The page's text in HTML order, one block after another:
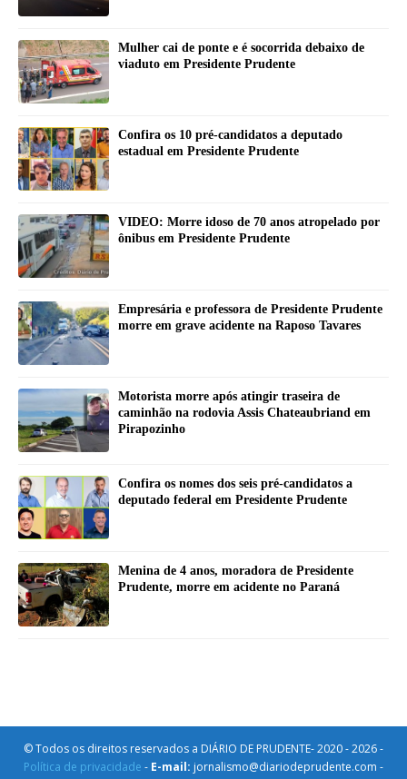
Mulher cai de ponte e é socorrida debaixo de
viaduto em Presidente Prudente
Confira os 10 pré-candidatos a deputado
estadual em Presidente Prudente
VIDEO: Morre idoso de 70 anos atropelado por
ônibus em Presidente Prudente
Empresária e professora de Presidente Prudente
morre em grave acidente na Raposo Tavares
Motorista morre após atingir traseira de
caminhão na rodovia Assis Chateaubriand em
Pirapozinho
Confira os nomes dos seis pré-candidatos a
deputado federal em Presidente Prudente
Menina de 4 anos, moradora de Presidente
Prudente, morre em acidente no Paraná
© Todos os direitos reservados a DIÁRIO DE PRUDENTE- 2020 - 2026 -
Política de privacidade - E-mail: jornalismo@diariodeprudente.com -